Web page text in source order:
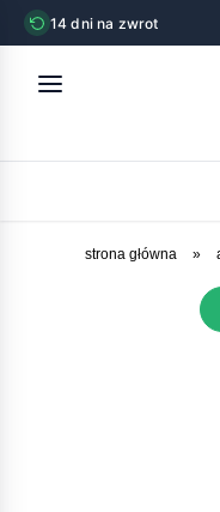
14 dni na zwrot
strona główna »